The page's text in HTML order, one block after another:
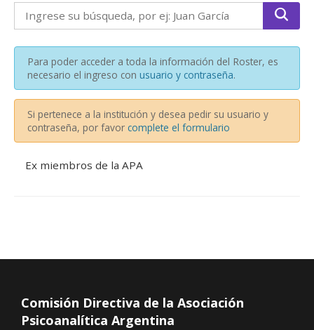
Para poder acceder a toda la información del Roster, es
necesario el ingreso con usuario y contraseña.
Si pertenece a la institución y desea pedir su usuario y
contraseña, por favor complete el formulario
Ex miembros de la APA
Comisión Directiva de la Asociación
Psicoanalítica Argentina